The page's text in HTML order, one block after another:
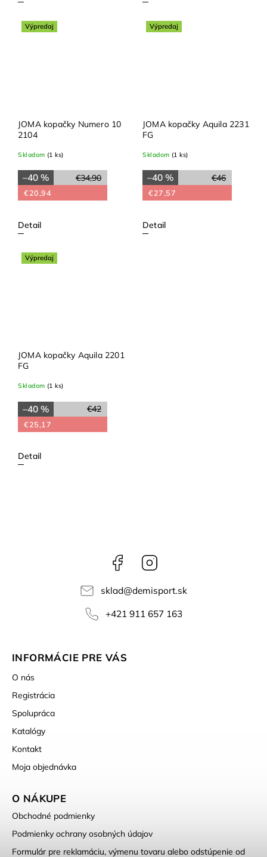
Výpredaj
JOMA kopačky Numero 10
2104
Skladom (1 ks)
€34,90
–40 %
€20,94
Detail
Výpredaj
JOMA kopačky Aquila 2231
FG
Skladom (1 ks)
€46
–40 %
€27,57
Detail
Výpredaj
JOMA kopačky Aquila 2201
FG
Skladom (1 ks)
€42
–40 %
€25,17
Detail
Facebook
sklad@demisport.sk
+421 911 657 163
INFORMÁCIE PRE VÁS
O nás
Registrácia
Spolupráca
Katalógy
Kontakt
Moja objednávka
O NÁKUPE
Obchodné podmienky
Podmienky ochrany osobných údajov
Formulár pre reklamáciu, výmenu tovaru alebo odstúpenie od